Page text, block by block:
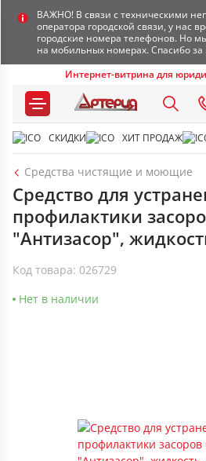
ВАЖНО! В связи с техническими
оператора городской связи, у нас
городские номера телефонов. Но
на мобильных номерах. Спасибо
Интернет-витрина для
СКИДКИ ХИТ ПРОДАЖ
Средства чистящие и моющие
Средство для
профилактики
"Антизасор",
Код товара: 026729
Нет в наличии